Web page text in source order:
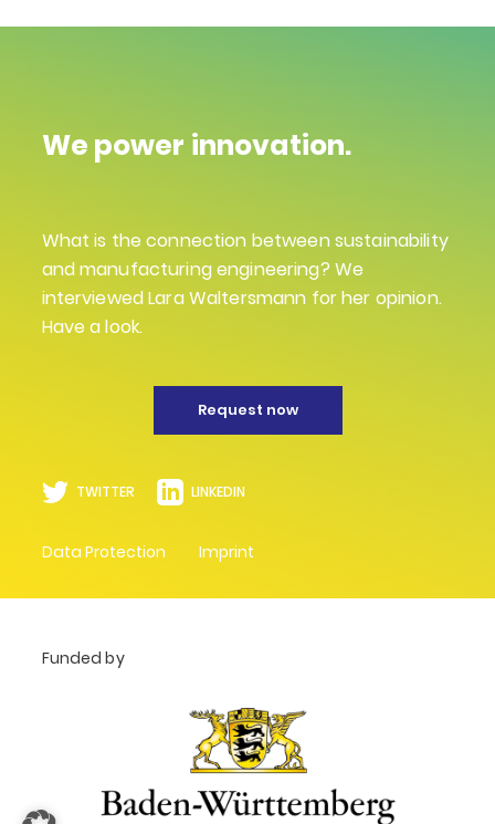
We power innovation.
What is the connection between sustainability
and manufacturing engineering? We
interviewed Lara Waltersmann for her opinion.
Have a look.
Request now
TWITTER LINKEDIN
Data Protection Imprint
Funded by